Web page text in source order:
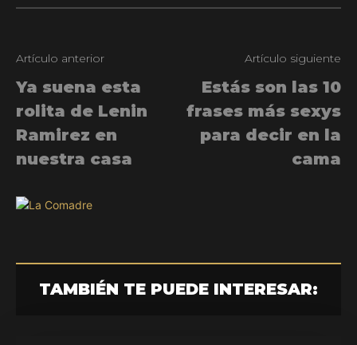
Artículo anterior
Ya suena esta
rolita de Lenin
Ramirez en
nuestra casa
Artículo siguiente
Estás son las 10
frases más sexys
para decir en la
cama
TAMBIÉN TE PUEDE INTERESAR: